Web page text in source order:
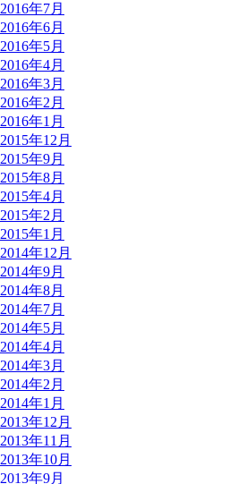
2016年7月
2016年6月
2016年5月
2016年4月
2016年3月
2016年2月
2016年1月
2015年12月
2015年9月
2015年8月
2015年4月
2015年2月
2015年1月
2014年12月
2014年9月
2014年8月
2014年7月
2014年5月
2014年4月
2014年3月
2014年2月
2014年1月
2013年12月
2013年11月
2013年10月
2013年9月